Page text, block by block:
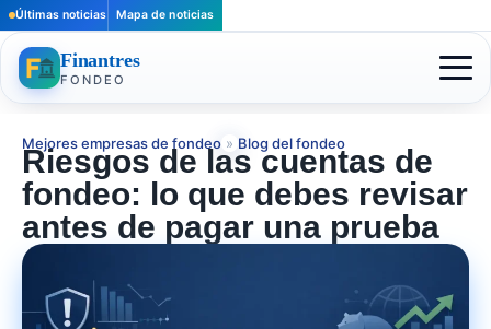
Últimas noticias Mapa de noticias
Finantres
FONDEO
Mejores empresas de fondeo » Blog del fondeo
Riesgos de las cuentas de
fondeo: lo que debes revisar
antes de pagar una prueba